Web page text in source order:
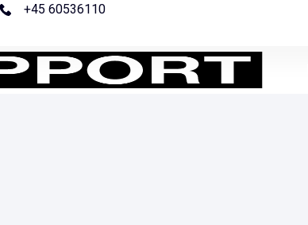
+45 60536110